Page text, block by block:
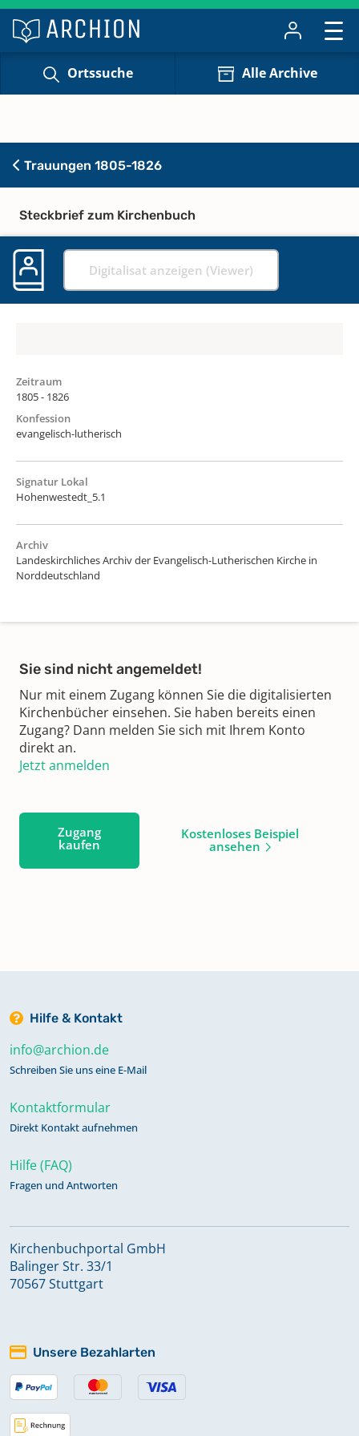
Ortssuche Alle Archive
Trauungen 1805-1826
Steckbrief zum Kirchenbuch
Digitalisat anzeigen (Viewer)
Zeitraum
1805 - 1826
Konfession
evangelisch-lutherisch
Signatur Lokal
Hohenwestedt_5.1
Archiv
Landeskirchliches Archiv der Evangelisch-Lutherischen Kirche in
Norddeutschland
Sie sind nicht angemeldet!
Nur mit einem Zugang können Sie die digitalisierten
Kirchenbücher einsehen. Sie haben bereits einen
Zugang? Dann melden Sie sich mit Ihrem Konto
direkt an.
Jetzt anmelden
Zugang
kaufen
Kostenloses Beispiel
ansehen
Hilfe & Kontakt
info@archion.de
Schreiben Sie uns eine E-Mail
Kontaktformular
Direkt Kontakt aufnehmen
Hilfe (FAQ)
Fragen und Antworten
Kirchenbuchportal GmbH
Balinger Str. 33/1
70567 Stuttgart
Unsere Bezahlarten